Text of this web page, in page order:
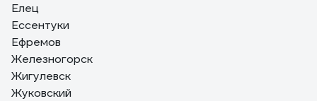
Елец
Ессентуки
Ефремов
Железногорск
Жигулевск
Жуковский